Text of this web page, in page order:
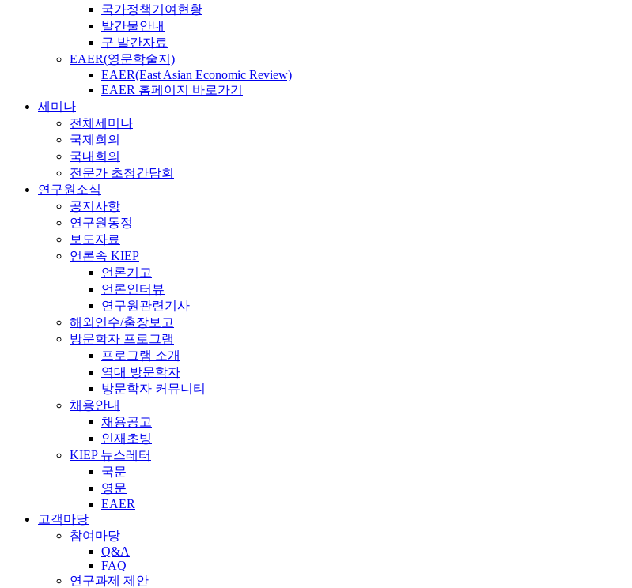
국가정책기여현황
발간물안내
구 발간자료
EAER(영문학술지)
EAER(East Asian Economic Review)
EAER 홈페이지 바로가기
세미나
전체세미나
국제회의
국내회의
전문가 초청간담회
연구원소식
공지사항
연구원동정
보도자료
언론속 KIEP
언론기고
언론인터뷰
연구원관련기사
해외연수/출장보고
방문학자 프로그램
프로그램 소개
역대 방문학자
방문학자 커뮤니티
채용안내
채용공고
인재초빙
KIEP 뉴스레터
국문
영문
EAER
고객마당
참여마당
Q&A
FAQ
연구과제 제안